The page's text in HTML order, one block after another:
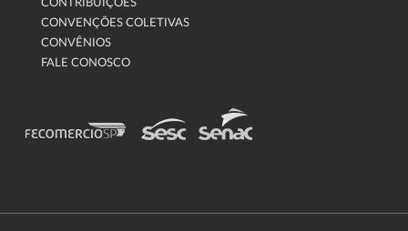
CONTRIBUIÇÕES
CONVENÇÕES COLETIVAS
CONVÊNIOS
FALE CONOSCO